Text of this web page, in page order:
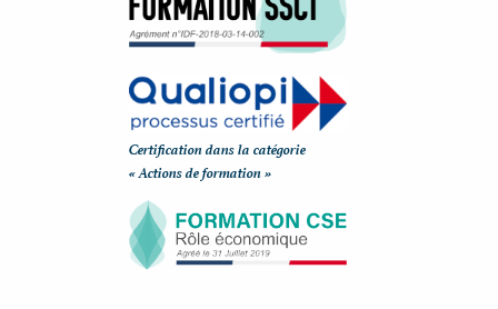
Certification dans la catégorie
« Actions de formation »